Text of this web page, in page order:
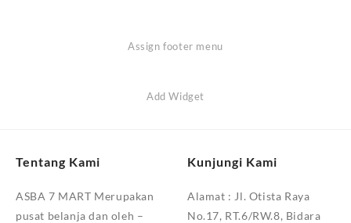
Assign footer menu
Add Widget
Tentang Kami
ASBA 7 MART Merupakan
pusat belanja dan oleh –
Kunjungi Kami
Alamat : Jl. Otista Raya
No.17, RT.6/RW.8, Bidara